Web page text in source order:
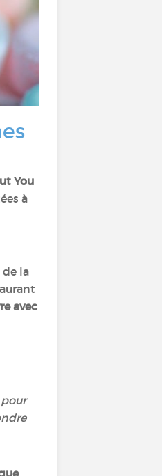
You
à
la
avec